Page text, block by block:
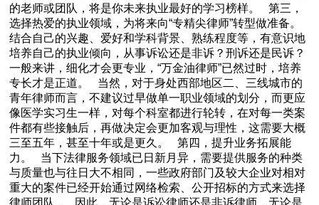
的老师或团队，将是你未来执业最好的学习榜样。 第三，
选择热爱的执业领域，为将来向“专精尖律师”转型做准备。
结合自己的兴趣、爱好和学科背景、熟练程度等，有意识地
培养自己的执业倾向，从事诉讼还是非诉？刑诉还是民诉？
一般来讲，细化才会更专业，“万金油律师”已然过时，培养
专长才是正道。 当然，对于身处西部地区二、三线城市的
青年律师而言，不建议过早做单一职业领域的划分，而更应
像医学实习生一样，对每个科室都进行轮转，在对每一类案
件都有些接触后，再做决定会更加客观与理性，这需要大概
三至五年，甚至十年或是更久。 第四，提升业务拓展能
力。 当下法律服务领域已日新月异，需要提供服务的种类
与质量也与往日大不相同，一些政府部门及较大企业对相对
重大的案件已经开始通过网络检索、公开招标的方式来选择
律师团队。 因此，无论是诉讼律师还是非诉律师，无论是